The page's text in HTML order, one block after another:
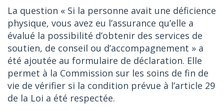
La question « Si la personne avait une déficience
physique, vous avez eu l’assurance qu’elle a
évalué la possibilité d’obtenir des services de
soutien, de conseil ou d’accompagnement » a
été ajoutée au formulaire de déclaration. Elle
permet à la Commission sur les soins de fin de
vie de vérifier si la condition prévue à l’article 29
de la Loi a été respectée.